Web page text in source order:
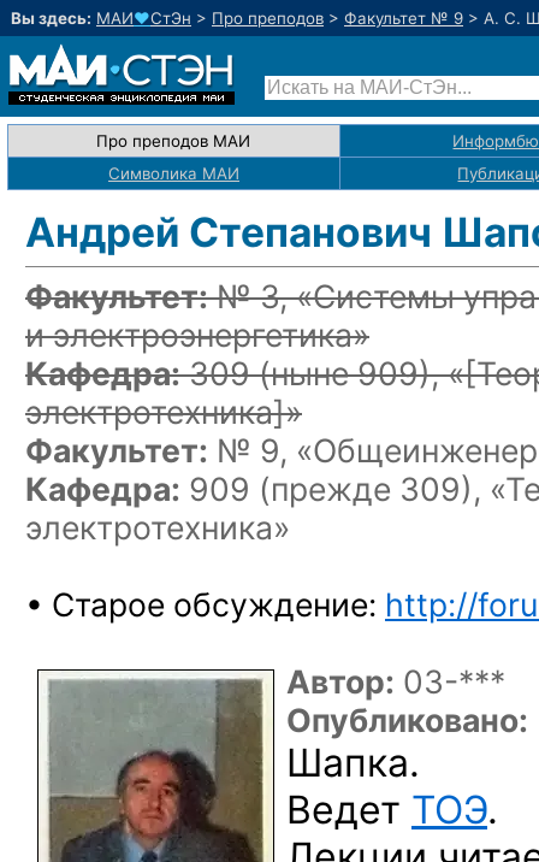
Вы здесь: МАИ♥СтЭн > Про преподов > Факультет № 9 > А. С.
Про преподов МАИ
Символика МАИ
Андрей Степанович
Факультет:№ 3, «Системы
и электроэнергетика»
Кафедра:309(ныне 909), «
электротехника]»
Факультет: № 9,
Кафедра: 909 (прежде 309),
электротехника»
• Старое обсуждение: http://
Автор: 03-***
Опубликовано:
Шапка.
Ведет ТОЭ.